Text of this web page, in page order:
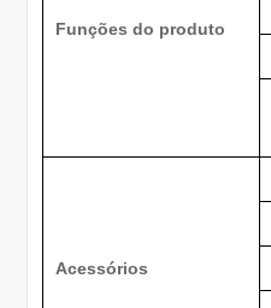
Funções do produto
Acessórios